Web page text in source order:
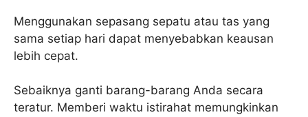
Menggunakan sepasang sepatu atau tas yang
sama setiap hari dapat menyebabkan keausan
lebih cepat.
Sebaiknya ganti barang-barang Anda secara
teratur. Memberi waktu istirahat memungkinkan